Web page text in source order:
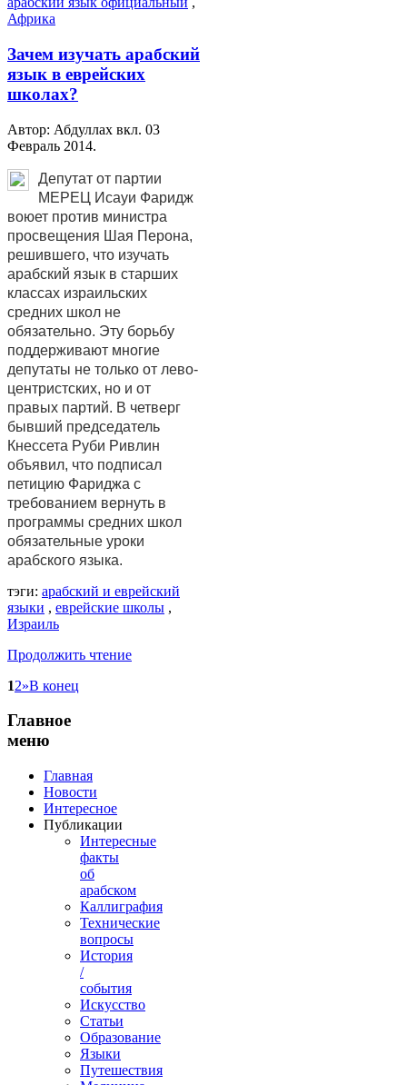
Африка
Зачем изучать арабский
язык в еврейских
школах?
Автор: Абдуллах вкл. 03
Февраль 2014.
Депутат от партии
МЕРЕЦ Исауи Фаридж
воюет против министра
просвещения Шая Перона,
решившего, что изучать
арабский язык в старших
классах израильских
средних школ не
обязательно. Эту борьбу
поддерживают многие
депутаты не только от лево-
центристских, но и от
правых партий. В четверг
бывший председатель
Кнессета Руби Ривлин
объявил, что подписал
петицию Фариджа с
требованием вернуть в
программы средних школ
обязательные уроки
арабского языка.
тэги: арабский и еврейский
языки , еврейские школы ,
Израиль
Продолжить чтение
12»В конец
Главное
меню
Главная
Новости
Интересное
Публикации
Интересные
факты
об
арабском
Каллиграфия
Технические
вопросы
История
/
события
Искусство
Статьи
Образование
Языки
Путешествия